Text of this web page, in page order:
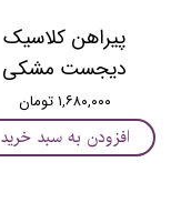
پیراهن کلاسیک
دیجست مشکی
۱,۶۸۰,۰۰۰ تومان
افزودن به سبد خرید